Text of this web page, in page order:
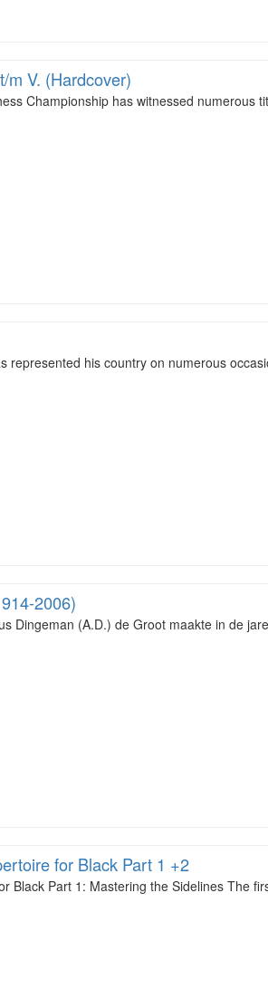
m V. (Hardcover)
Championship has witnessed numerous
represented his country on numerous
2006)
Dingeman (A.D.) de Groot maakte in de
for Black Part 1 +2
Black Part 1: Mastering the Sidelines The